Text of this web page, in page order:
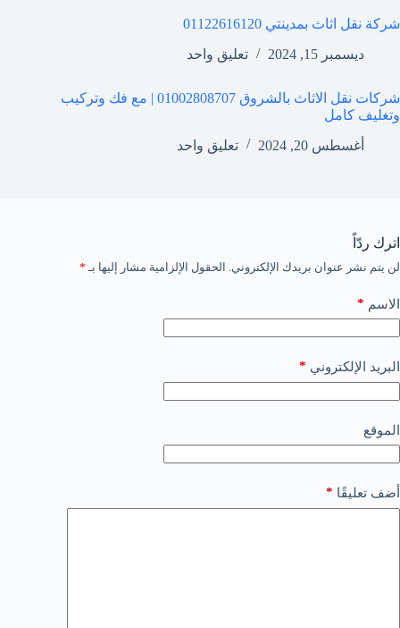
شركة نقل اثاث بمدينتي 01122616120
ديسمبر 15, 2024
تعليق واحد
شركات نقل الاثاث بالشروق 01002808707 | مع فك وتركيب
وتغليف كامل
أغسطس 20, 2024
تعليق واحد
اترك ردّاً
لن يتم نشر عنوان بريدك الإلكتروني. الحقول الإلزامية مشار إليها بـ *
الاسم *
البريد الإلكتروني *
الموقع
أضف تعليقًا *